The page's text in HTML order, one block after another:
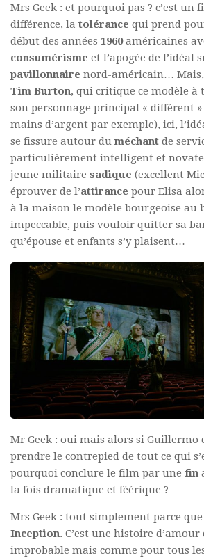
Mrs Geek : et pourquoi pas ? c’est un
différence, la tolérance qui prend
début des années 1960américaines
consumérisme et l’apogée de l’idéal
pavillonnaire nord-américain…
Tim Burton, qui critique ce modèle à
son personnage principal « différent
mains d’argent par exemple), ici,
se fissure autour duméchant de
particulièrement intelligent et
jeune militaire sadique (excellent
éprouver de l’attirance pour Elisa
à la maison le modèle bourgeoise au
impeccable, puis vouloir quitter sa
qu’épouse et enfants s’y plaisent…
Mr Geek : oui mais alors si Guillermo
prendre le contrepied de tout ce qui
pourquoi conclure le film par une fin
la fois dramatique et féérique ?
Mrs Geek : tout simplement parce que
Inception. C’est une histoire
improbable mais comme pour tous